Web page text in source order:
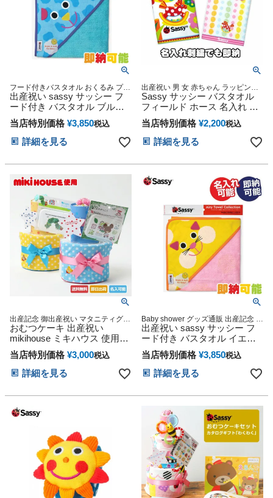
フード付きバスタオル おくるみ プレ
ゼント ギフト 男の子 女の子 キャラ
クター 赤ちゃん 特典 流行 可愛い 豪
出産祝い sassy サッシー フ
ード付き バスタオル ブルー
ドッグ
当店特別価格 ¥3,850税込
詳細を見る
出産祝い 男 女 赤ちゃん ラッピング
プレゼント ギフト 専門
Sassy サッシー バスタオル
フィールド ホース 名入れ 名
前入り 刺繍
当店特別価格 ¥2,200税込
詳細を見る
出産記念 御出産祝い マタニティグッ
ズ Baby shower マタニティ
おむつケーキ 出産祝い
mikihouse ミキハウス 使用
Sassy 2段
当店特別価格 ¥3,000税込
詳細を見る
Baby shower グッズ通販 出産記念 小
物 出産記念 マタニティ 妊婦ママ 御
出産祝い 妊娠祝い 誕生日祝い 妊娠
祝い ハーフバースデー
出産祝い sassy サッシー フ
ード付き バスタオル イエロ
ーキャット バスローブ
当店特別価格 ¥3,850税込
詳細を見る